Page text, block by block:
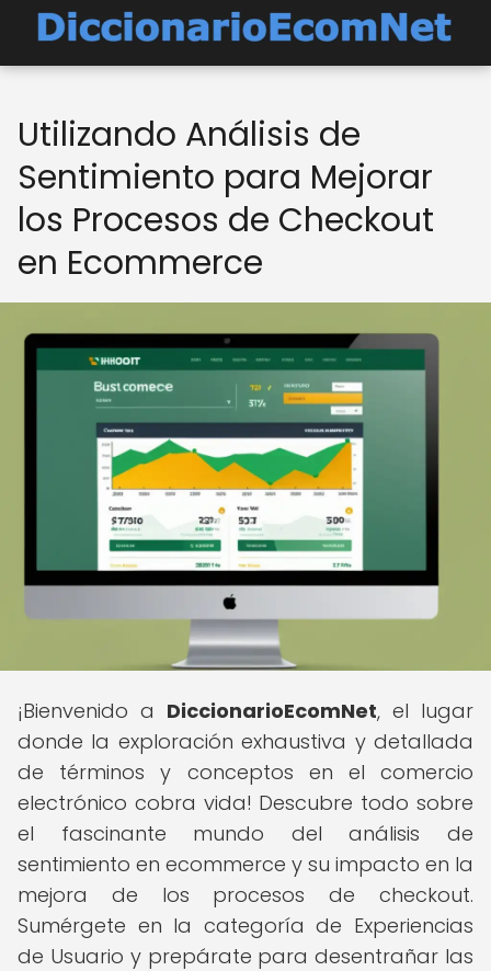
Utilizando Análisis de
Sentimiento para Mejorar
los Procesos de Checkout
en Ecommerce
¡Bienvenido a DiccionarioEcomNet, el lugar
donde la exploración exhaustiva y detallada
de términos y conceptos en el comercio
electrónico cobra vida! Descubre todo sobre
el fascinante mundo del análisis de
sentimiento en ecommerce y su impacto en la
mejora de los procesos de checkout.
Sumérgete en la categoría de Experiencias
de Usuario y prepárate para desentrañar las